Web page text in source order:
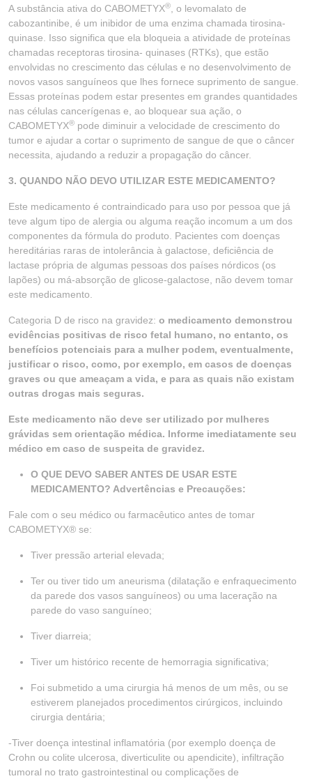
A substância ativa do CABOMETYX®
, o levomalato de
cabozantinibe, é um inibidor de uma enzima chamada tirosina-
quinase. Isso significa que ela bloqueia a atividade de proteínas
chamadas receptoras tirosina- quinases (RTKs), que estão
envolvidas no crescimento das células e no desenvolvimento de
novos vasos sanguíneos que lhes fornece suprimento de sangue.
Essas proteínas podem estar presentes em grandes quantidades
nas células cancerígenas e, ao bloquear sua ação, o
CABOMETYX® pode diminuir a velocidade de crescimento do
tumor e ajudar a cortar o suprimento de sangue de que o câncer
necessita, ajudando a reduzir a propagação do câncer.
3. QUANDO NÃO DEVO UTILIZAR ESTE MEDICAMENTO?
Este medicamento é contraindicado para uso por pessoa que já
teve algum tipo de alergia ou alguma reação incomum a um dos
componentes da fórmula do produto. Pacientes com doenças
hereditárias raras de intolerância à galactose, deficiência de
lactase própria de algumas pessoas dos países nórdicos (os
lapões) ou má-absorção de glicose-galactose, não devem tomar
este medicamento.
Categoria D de risco na gravidez: o medicamento demonstrou
evidências positivas de risco fetal humano, no entanto, os
benefícios potenciais para a mulher podem, eventualmente,
justificar o risco, como, por exemplo, em casos de doenças
graves ou que ameaçam a vida, e para as quais não existam
outras drogas mais seguras.
Este medicamento não deve ser utilizado por mulheres
grávidas sem orientação médica. Informe imediatamente seu
médico em caso de suspeita de gravidez.
O QUE DEVO SABER ANTES DE USAR ESTE
MEDICAMENTO? Advertências e Precauções:
Fale com o seu médico ou farmacêutico antes de tomar
CABOMETYX® se:
Tiver pressão arterial elevada;
Ter ou tiver tido um aneurisma (dilatação e enfraquecimento
da parede dos vasos sanguíneos) ou uma laceração na
parede do vaso sanguíneo;
Tiver diarreia;
Tiver um histórico recente de hemorragia significativa;
Foi submetido a uma cirurgia há menos de um mês, ou se
estiverem planejados procedimentos cirúrgicos, incluindo
cirurgia dentária;
-Tiver doença intestinal inflamatória (por exemplo doença de
Crohn ou colite ulcerosa, diverticulite ou apendicite), infiltração
tumoral no trato gastrointestinal ou complicações de